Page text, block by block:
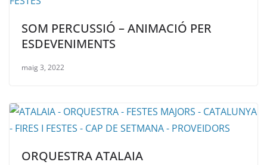
SOM PERCUSSIÓ – ANIMACIÓ PER
ESDEVENIMENTS
maig 3, 2022
ORQUESTRA ATALAIA